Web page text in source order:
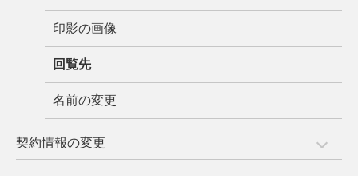
印影の画像
回覧先
名前の変更
契約情報の変更